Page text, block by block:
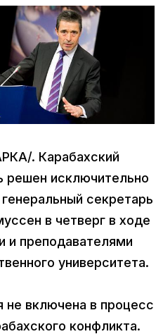
. Карабахский
решен исключительно
секретарь
в четверг в ходе
и преподавателями
университета.
не включена в процесс
конфликта.